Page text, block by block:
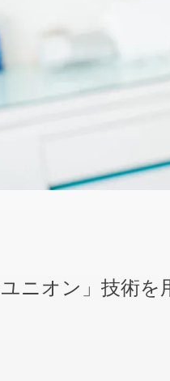
ニオン」技術